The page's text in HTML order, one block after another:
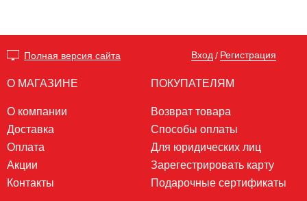
Полная версия сайта Вход / Регистрация
О МАГАЗИНЕ
О компании
Доставка
Оплата
Акции
Контакты
ПОКУПАТЕЛЯМ
Возврат товара
Способы оплаты
Для юридических лиц
Зарегестрировать карту
Подарочные сертификаты